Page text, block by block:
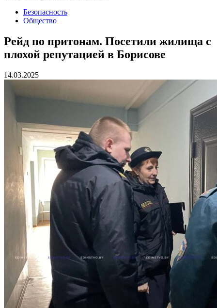
Безопасность
Общество
Рейд по притонам. Посетили жилища с
плохой репутацией в Борисове
14.03.2025